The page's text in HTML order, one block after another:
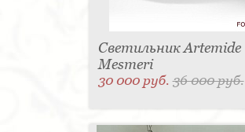
Светильник Artemide
Mesmeri
30 000 руб.36 000 руб.